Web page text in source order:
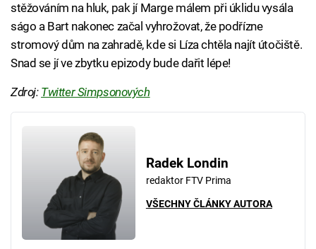
stěžováním na hluk, pak jí Marge málem při úklidu vysála
ságo a Bart nakonec začal vyhrožovat, že podřízne
stromový dům na zahradě, kde si Líza chtěla najít útočiště.
Snad se jí ve zbytku epizody bude dařit lépe!
Zdroj: Twitter Simpsonových
Radek Londin
redaktor FTV Prima
VŠECHNY ČLÁNKY AUTORA